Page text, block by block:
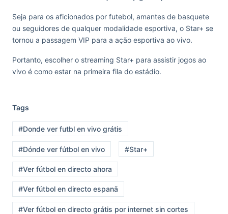
Seja para os aficionados por futebol, amantes de basquete
ou seguidores de qualquer modalidade esportiva, o Star+ se
tornou a passagem VIP para a ação esportiva ao vivo.
Portanto, escolher o streaming Star+ para assistir jogos ao
vivo é como estar na primeira fila do estádio.
Tags
#Donde ver futbl en vivo grátis
#Dónde ver fútbol en vivo #Star+
#Ver fútbol en directo ahora
#Ver fútbol en directo espanã
#Ver fútbol en directo grátis por internet sin cortes